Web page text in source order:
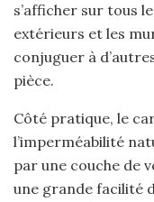
s’afficher sur tous
extérieurs et les
conjuguer à
pièce.
Côté pratique, le
l’imperméabilité
par une couche de
une grande facilité